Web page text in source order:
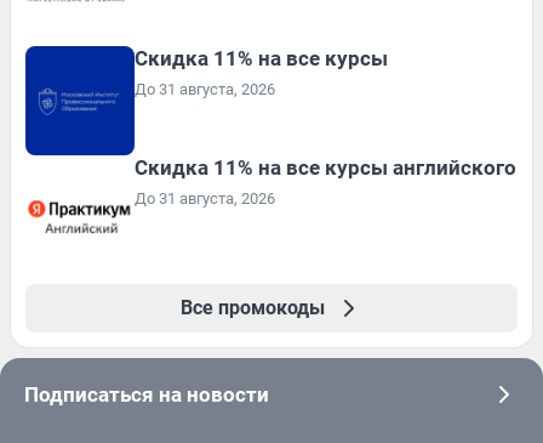
Скидка 11% на все курсы
До 31 августа, 2026
Скидка 11% на все курсы английского
До 31 августа, 2026
Все промокоды
Подписаться на новости